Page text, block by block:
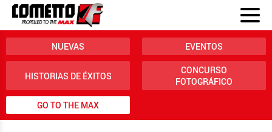
NUEVAS EVENTOS
HISTORIAS DE ÉXITOS
CONCURSO
FOTOGRÁFICO
GO TO THE MAX